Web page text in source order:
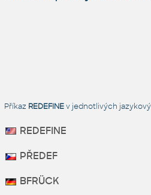
Příkaz REDEFINEv jednotlivých
REDEFINE
PŘEDEF
BFRÜCK